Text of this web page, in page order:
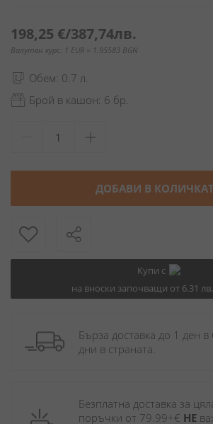
198,25 €/387,74лв.
Валутен курс: 1 EUR = 1.95583 BGN
Обем: 0.7 л.
Брой в кашон: 6 бр.
ДОБАВИ В
Купи с
на вноски започващи от 6.31
Бърза доставка до 1 ден
дни в страната.
Безплатна доставка за
поръчки от 79.99+€ НЕ